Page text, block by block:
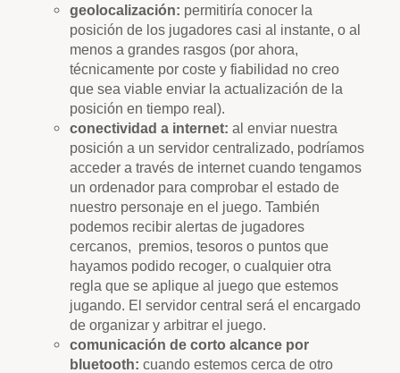
geolocalización: permitiría conocer la
posición de los jugadores casi al instante, o al
menos a grandes rasgos (por ahora,
técnicamente por coste y fiabilidad no creo
que sea viable enviar la actualización de la
posición en tiempo real).
conectividad a internet: al enviar nuestra
posición a un servidor centralizado, podríamos
acceder a través de internet cuando tengamos
un ordenador para comprobar el estado de
nuestro personaje en el juego. También
podemos recibir alertas de jugadores
cercanos, premios, tesoros o puntos que
hayamos podido recoger, o cualquier otra
regla que se aplique al juego que estemos
jugando. El servidor central será el encargado
de organizar y arbitrar el juego.
comunicación de corto alcance por
bluetooth: cuando estemos cerca de otro